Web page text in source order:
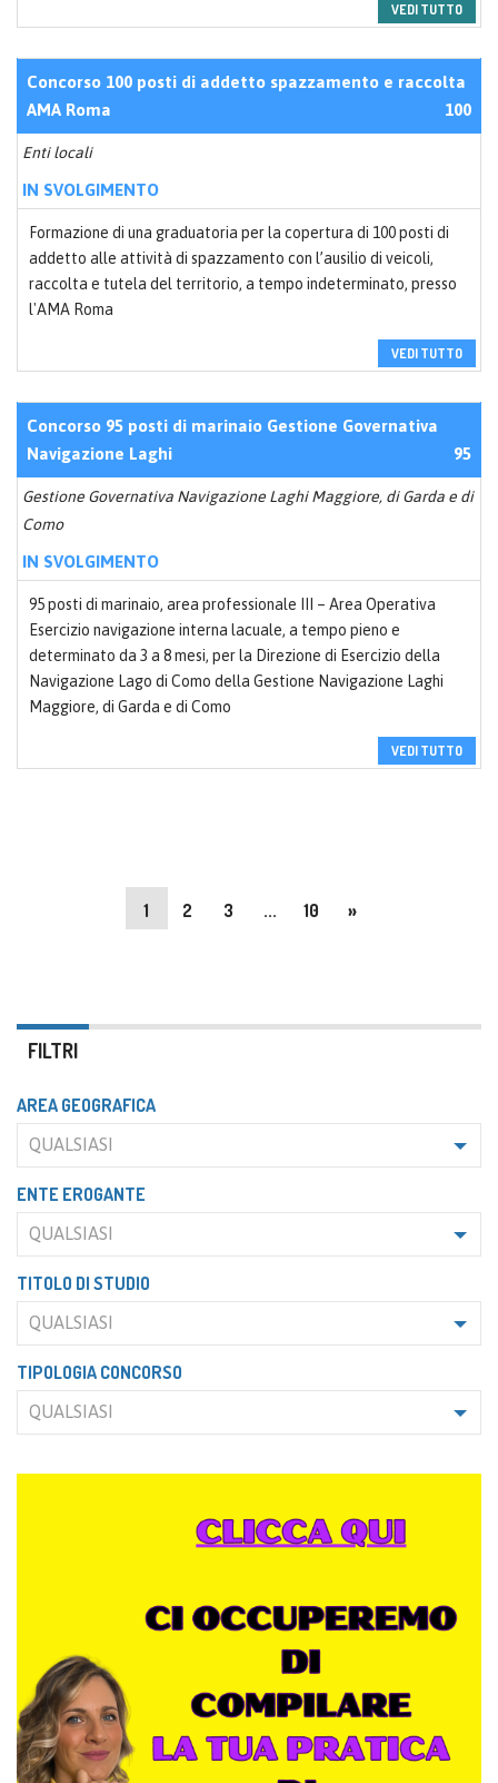
VEDI TUTTO
Concorso 100 posti di addetto spazzamento e raccolta
AMA Roma
100
Enti locali
IN SVOLGIMENTO
Formazione di una graduatoria per la copertura di 100 posti di
addetto alle attività di spazzamento con l’ausilio di veicoli,
raccolta e tutela del territorio, a tempo indeterminato, presso
l'AMA Roma
VEDI TUTTO
Concorso 95 posti di marinaio Gestione Governativa
Navigazione Laghi
95
Gestione Governativa Navigazione Laghi Maggiore, di Garda e di
Como
IN SVOLGIMENTO
95 posti di marinaio, area professionale III – Area Operativa
Esercizio navigazione interna lacuale, a tempo pieno e
determinato da 3 a 8 mesi, per la Direzione di Esercizio della
Navigazione Lago di Como della Gestione Navigazione Laghi
Maggiore, di Garda e di Como
VEDI TUTTO
1 2 3 ... 10 »
FILTRI
AREA GEOGRAFICA
QUALSIASI
ENTE EROGANTE
QUALSIASI
TITOLO DI STUDIO
QUALSIASI
TIPOLOGIA CONCORSO
QUALSIASI